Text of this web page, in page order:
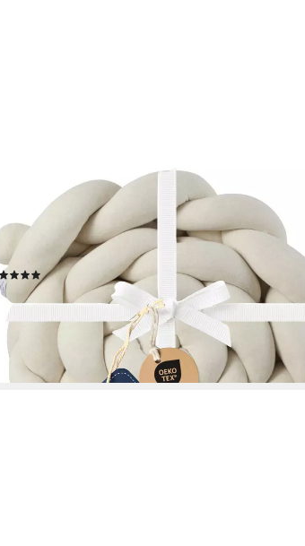
XXL Bettschlange geflochten, Baby-
- Fallschutz, (Vielseitig für Babybetten,
u. Jugendbetten), höher, als andere Modelle und
für jedes Alter
(3)
€ 69,90 €
- in 2-3 Werktagen bei dir